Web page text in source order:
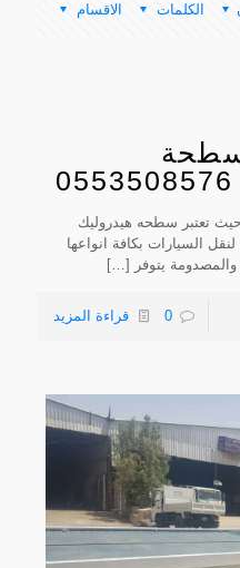
الاقسام الكلمات
تعتبر سطحه هيدروليك
السيارات بكافة انواعها
يتوفر
[…]
0 قراءة المزيد